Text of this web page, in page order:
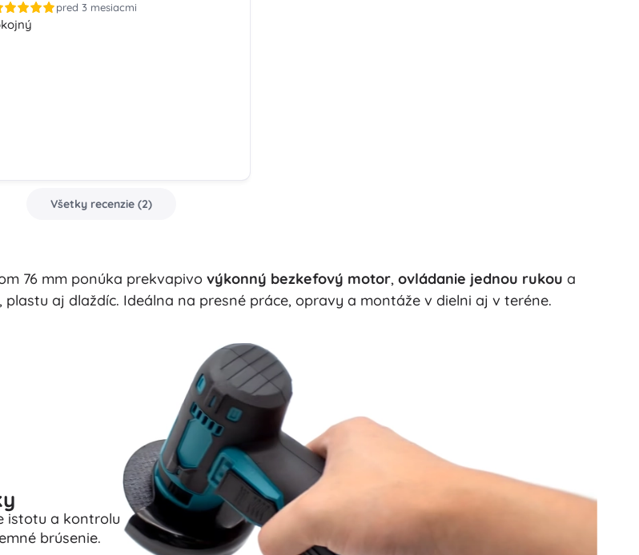
pred 3 mesiacmi
Všetky recenzie(2)
76 mm ponúka prekvapivo výkonný bezkefový motor, ovládanie jednou rukou a
plastu aj dlaždíc. Ideálna na presné práce, opravy a montáže v dielni aj v teréne.
istotu a kontrolu
brúsenie.